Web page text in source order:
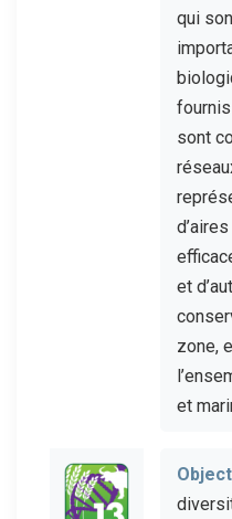
qui
sont
et
zone,
et